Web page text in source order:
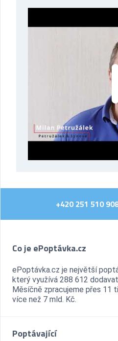
+420 251 510
Co je ePoptávka.cz
ePoptávka.cz je největší
který využívá 288 612
Měsíčně zpracujeme přes 11
více než 7 mld. Kč.
Poptávající